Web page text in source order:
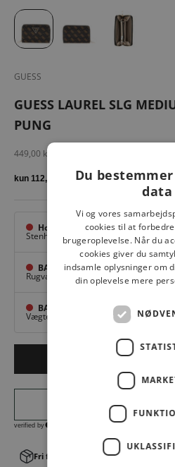
GUESS
GUESS LAUREL SLG
PUNG
Salgspris
449,00 kr
Hovedlager
Stenhuggervej 10, Odense M
BAGGI Tarup Center
Rugvang 36, Odense NV
BAGGI Nyborg
Vægtergade 1, Nyborg
Fri fragt v. køb over 499,00 kr.
Du
data
Vi og vores
cookies til at
brugeroplevelse. Når du
cookies giver du
indsamle oplysninger om
din oplevelse mere